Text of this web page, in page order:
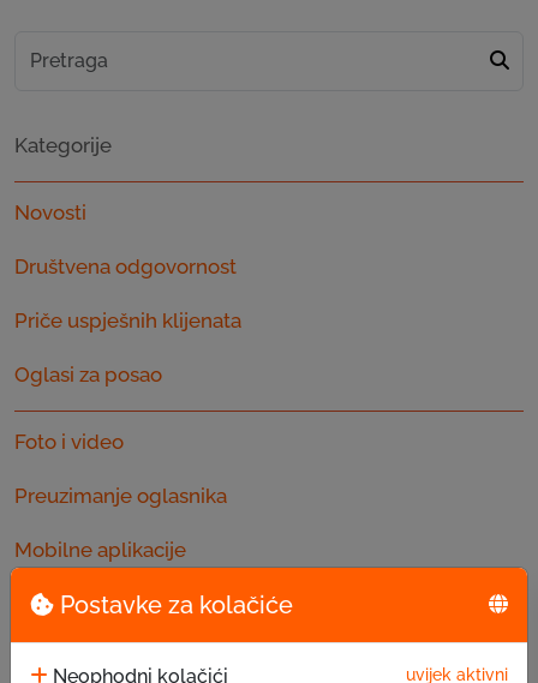
Postavke za kolačiće
Neophodni kolačići uvijek aktivni
Kategorije
Novosti
Društvena odgovornost
Priče uspješnih klijenata
Oglasi za posao
Foto i video
Preuzimanje oglasnika
Mobilne aplikacije
Najnovije